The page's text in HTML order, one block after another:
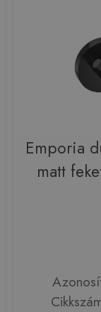
Emporia
matt